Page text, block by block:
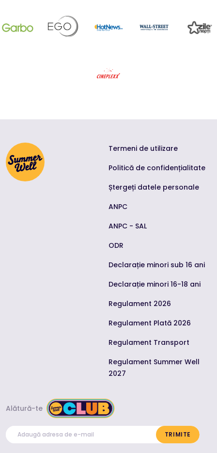
Termeni de utilizare
Politică de confidențialitate
Ștergeți datele personale
ANPC
ANPC - SAL
ODR
Declarație minori sub 16 ani
Declarație minori 16-18 ani
Regulament 2026
Regulament Plată 2026
Regulament Transport
Regulament Summer Well
2027
Alătură-te
TRIMITE